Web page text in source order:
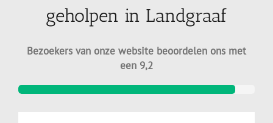
geholpen in Landgraaf
Bezoekers van onze website beoordelen ons met
een 9,2